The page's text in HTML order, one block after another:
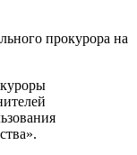
прокурора на